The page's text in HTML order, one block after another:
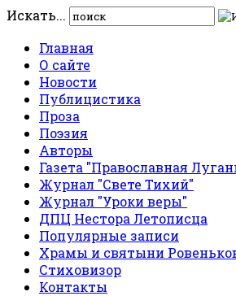
Искать...
Главная
О сайте
Новости
Публицистика
Проза
Поэзия
Авторы
Газета "Православная
Журнал "Свете Тихий"
Журнал "Уроки веры"
ДПЦ Нестора Летописца
Популярные записи
Храмы и святыни
Стиховизор
Контакты